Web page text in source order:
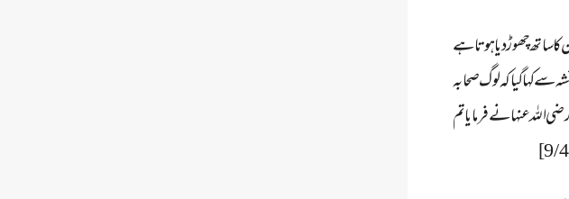
ساتھ چھوڑ دیا ہوتا ہے
سے کہا گیا کہ لوگ صحابہ
اللہ عنہا نے فرمایا تم